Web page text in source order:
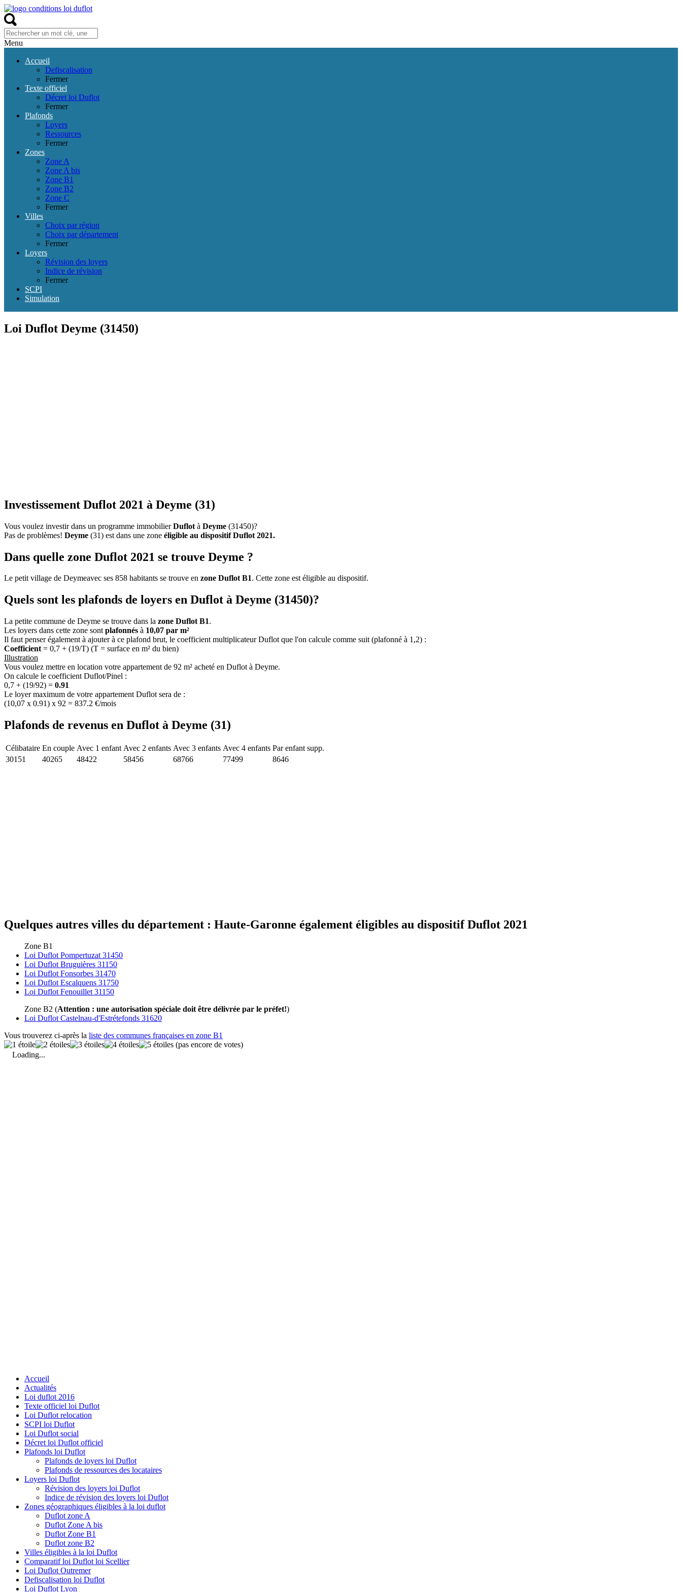
Menu
Accueil
Defiscalisation
Fermer
Texte officiel
Décret loi Duflot
Fermer
Plafonds
Loyers
Ressources
Fermer
Zones
Zone A
Zone A bis
Zone B1
Zone B2
Zone C
Fermer
Villes
Choix par région
Choix par département
Fermer
Loyers
Révision des loyers
Indice de révision
Fermer
SCPI
Simulation
Loi Duflot Deyme (31450)
Investissement Duflot 2021 à Deyme (31)
Vous voulez investir dans un programme immobilierDuflot à Deyme (31450)?
Pas de problèmes! Deyme (31) est dans une zone éligible au dispositif Duflot 2021.
Dans quelle zone Duflot 2021 se trouve Deyme ?
Le petit village de Deymeavec ses 858 habitants se trouve en zone Duflot B1. Cette zone est éligible au dispositif.
Quels sont les plafonds de loyers en Duflot à Deyme (31450)?
La petite commune de Deyme se trouve dans la zone Duflot B1.
Les loyers dans cette zone sont plafonnés à 10,07 par m²
Il faut penser également à ajouter à ce plafond brut, le coefficient multiplicateur Duflot que l'on calcule comme suit (plafonné à 1,2) :
Coefficient = 0,7 + (19/T) (T = surface en m² du bien)
Illustration
Vous voulez mettre en location votre appartement de 92 m² acheté en Duflot à Deyme.
On calcule le coefficient Duflot/Pinel :
0,7 + (19/92) = 0.91
Le loyer maximum de votre appartement Duflot sera de :
(10,07 x 0.91) x 92 = 837.2 €/mois
Plafonds de revenus en Duflot à Deyme (31)
Célibataire En couple Avec 1 enfant Avec 2 enfants Avec 3 enfants Avec 4 enfants Par enfant supp.
30151
40265 48422 58456 68766 77499 8646
Quelques autres villes du département : Haute-Garonne également éligibles au dispositif Duflot 2021
Zone B1
Loi Duflot Pompertuzat 31450
Loi Duflot Bruguières 31150
Loi Duflot Fonsorbes 31470
Loi Duflot Escalquens 31750
Loi Duflot Fenouillet 31150
Zone B2 (Attention : une autorisation spéciale doit être délivrée par le préfet!)
Loi Duflot Castelnau-d'Estrétefonds 31620
Vous trouverez ci-après la liste des communes françaises en zone B1
(pas encore de votes)
Loading...
Accueil
Actualités
Loi duflot 2016
Texte officiel loi Duflot
Loi Duflot relocation
SCPI loi Duflot
Loi Duflot social
Décret loi Duflot officiel
Plafonds loi Duflot
Plafonds de loyers loi Duflot
Plafonds de ressources des locataires
Loyers loi Duflot
Révision des loyers loi Duflot
Indice de révision des loyers loi Duflot
Zones géographiques éligibles à la loi duflot
Duflot zone A
Duflot Zone A bis
Duflot Zone B1
Duflot zone B2
Villes éligibles à la loi Duflot
Comparatif loi Duflot loi Scellier
Loi Duflot Outremer
Defiscalisation loi Duflot
Loi Duflot Lyon